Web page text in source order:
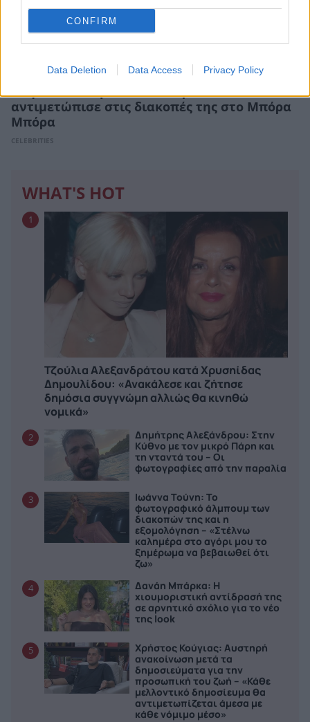
CONFIRM
Data Deletion Data Access Privacy Policy
Αθηνά Οικονομάκου: Το απρόοπτο που
αντιμετώπισε στις διακοπές της στο Μπόρα
Μπόρα
CELEBRITIES
WHAT'S HOT
1
Τζούλια Αλεξανδράτου κατά Χρυσηίδας
Δημουλίδου: «Ανακάλεσε και ζήτησε
δημόσια συγγνώμη αλλιώς θα κινηθώ
νομικά»
2
Δημήτρης Αλεξάνδρου: Στην
Κύθνο με τον μικρό Πάρη και
τη νταντά του – Οι
φωτογραφίες από την παραλία
3
Ιωάννα Τούνη: Το
φωτογραφικό άλμπουμ των
διακοπών της και η
εξομολόγηση – «Στέλνω
καλημέρα στο αγόρι μου το
ξημέρωμα να βεβαιωθεί ότι
ζω»
4
Δανάη Μπάρκα: Η
χιουμοριστική αντίδρασή της
σε αρνητικό σχόλιο για το νέο
της look
5
Χρήστος Κούγιας: Αυστηρή
ανακοίνωση μετά τα
δημοσιεύματα για την
προσωπική του ζωή – «Κάθε
μελλοντικό δημοσίευμα θα
αντιμετωπίζεται άμεσα με
κάθε νόμιμο μέσο»